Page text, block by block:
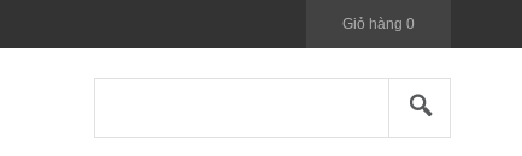
Giỏ hàng 0